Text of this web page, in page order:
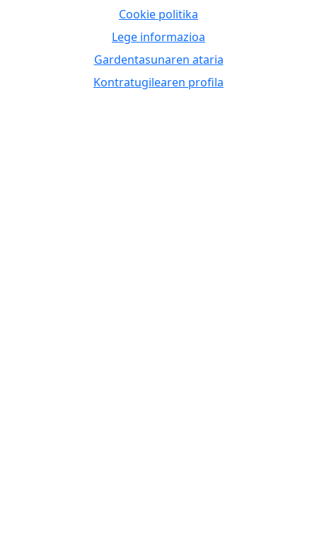
Cookie politika
Lege informazioa
Gardentasunaren ataria
Kontratugilearen profila